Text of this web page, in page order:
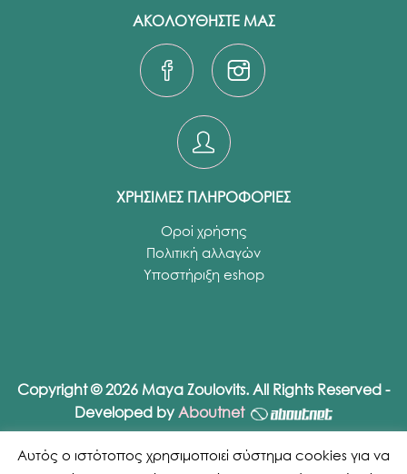
ΑΚΟΛΟΥΘΗΣΤΕ ΜΑΣ
ΧΡΗΣΙΜΕΣ ΠΛΗΡΟΦΟΡΙΕΣ
Οροί χρήσης
Πολιτική αλλαγών
Υποστήριξη eshop
Copyright © 2026 Maya Zoulovits. All Rights Reserved -
Developed byAboutnet
Αυτός ο ιστότοπος χρησιμοποιεί σύστημα cookies για να